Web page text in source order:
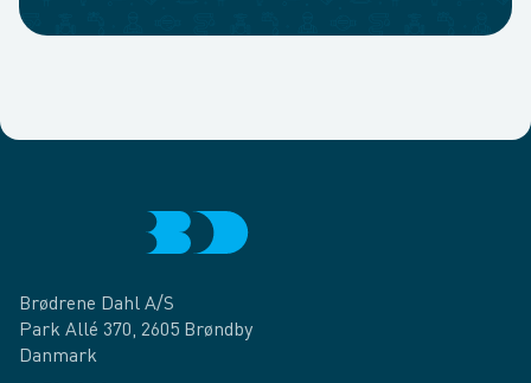
Brødrene Dahl A/S
Park Allé 370, 2605 Brøndby
Danmark